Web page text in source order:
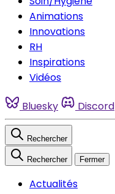
Animations
Innovations
RH
Inspirations
Vidéos
Bluesky Discord
Rechercher
Rechercher Fermer
Actualités